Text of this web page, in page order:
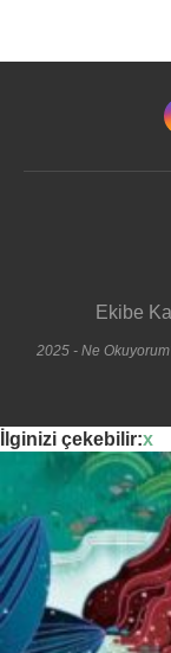
Ekibe
2025 - Ne
İlginizi çekebilir:x